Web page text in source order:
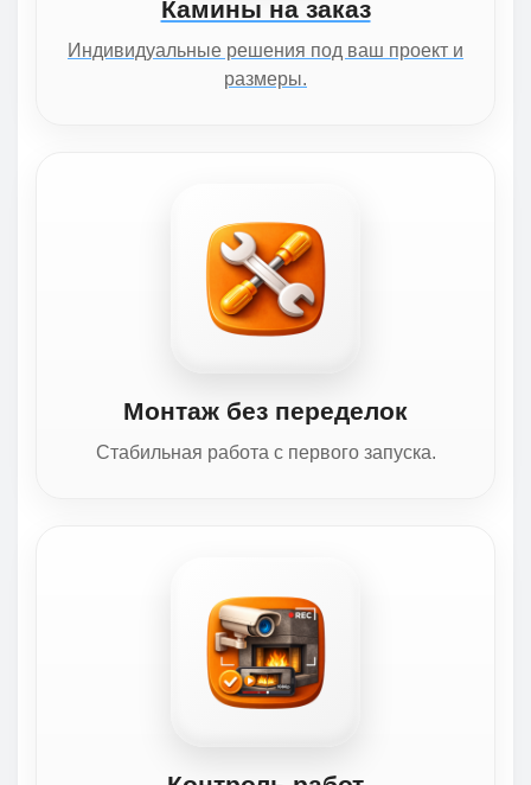
Камины на заказ
Индивидуальные решения под ваш проект и
размеры.
Монтаж без переделок
Стабильная работа с первого запуска.